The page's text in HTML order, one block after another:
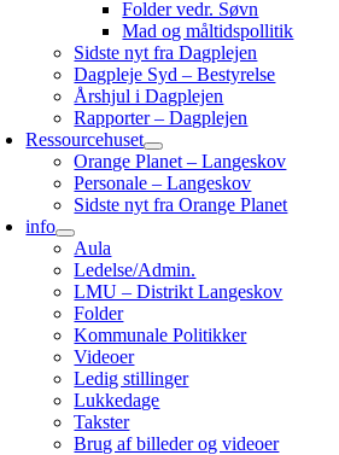
Folder vedr. Søvn
Mad og måltidspollitik
Sidste nyt fra Dagplejen
Dagpleje Syd – Bestyrelse
Årshjul i Dagplejen
Rapporter – Dagplejen
Ressourcehuset
Orange Planet – Langeskov
Personale – Langeskov
Sidste nyt fra Orange Planet
info
Aula
Ledelse/Admin.
LMU – Distrikt Langeskov
Folder
Kommunale Politikker
Videoer
Ledig stillinger
Lukkedage
Takster
Brug af billeder og videoer